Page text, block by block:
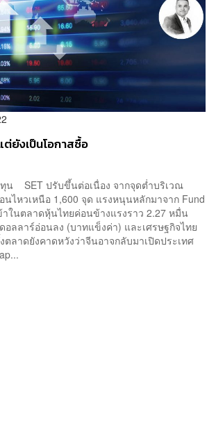
ต่ยังเป็นโอกาสซื้อ
น SET ปรับขึ้นต่อเนื่อง จากจุดต่ำบริเวณ
นไหวเหนือ 1,600 จุด แรงหนุนหลักมาจาก Fund
าในตลาดหุ้นไทยค่อนข้างแรงราว 2.27 หมื่น
อลลาร์อ่อนลง (บาทแข็งค่า) และเศรษฐกิจไทย
ลาดยังคาดหวังว่าจีนอาจกลับมาเปิดประเทศ